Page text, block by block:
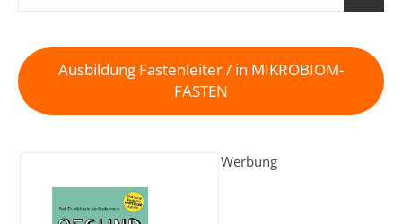
Ausbildung Fastenleiter / in MIKROBIOM-
FASTEN
Werbung